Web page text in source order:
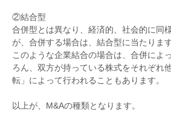
②結合型
合併型とは異なり、経済的、社会的に同
が、合併する場合は、結合型に当たります
このような企業結合の場合は、合併によ
ろん、双方が持っている株式をそれぞれ
転」によって行われることもあります。
以上が、M&Aの種類となります。